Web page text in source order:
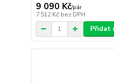
9 090 Kč/pár
7 512 Kč bez DPH
Přidat